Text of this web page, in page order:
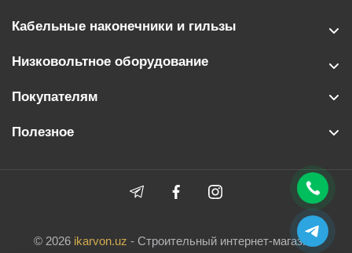
Кабельные наконечники и гильзы
Низковольтное оборудование
Покупателям
Полезное
© 2026 ikarvon.uz - Строительный интернет-магазин.